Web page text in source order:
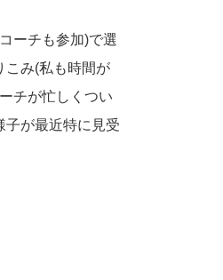
ーチも参加)で選
こみ(私も時間が
チが忙しくつい
子が最近特に見受